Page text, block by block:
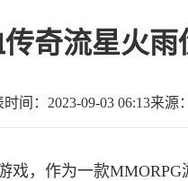
奇流星火雨
时间：2023-09-03 06:13来源
戏，作为一款